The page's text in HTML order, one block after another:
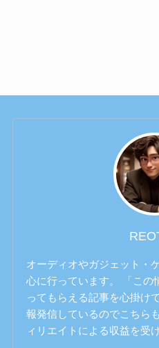
オーディオやガジェット・
心に行っています。 「この
ってもらえる記事を心掛け
報発信しているのでこちら
ィリエイトによる収益を受